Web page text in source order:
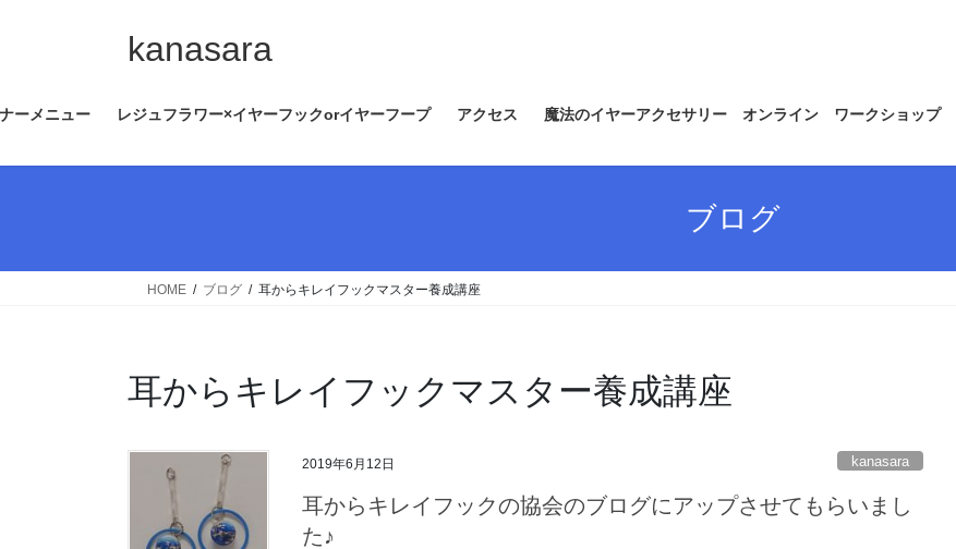
ツ
ス
シ
ン
kanasara
ーメニュー レジュフラワー×イヤーフックorイヤーフープ アクセス 魔法のイヤーアクセサリー オンライン ワークショッ
ブログ
HOME ブログ 耳からキレイフックマスター養成講座
耳からキレイフックマスター養成講座
2019年6月12日 kanasara
耳からキレイフックの協会のブログにアップさせてもらいまし
た♪